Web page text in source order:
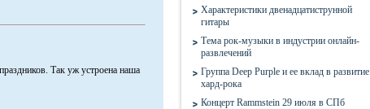
Так уж устроена наша
Характеристики двенадцатиструнной
гитары
Тема рок-музыки в индустрии онлайн-
развлечений
Группа Deep Purple и ее вклад в развитие
хард-рока
Концерт Rammstein 29 июля в СПб